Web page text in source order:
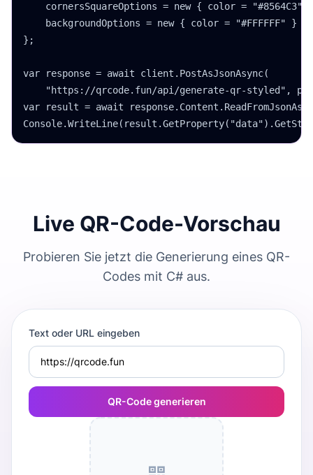
cornersSquareOptions = new { color =
    backgroundOptions = new { color = "#FFFFFF" }
};
var response = await client.PostAsJsonAsync(
"https://qrcode.fun/api/generate-qr-styled",
var result = await
Live QR-Code-Vorschau
Probieren Sie jetzt die Generierung eines QR-
Codes mit C# aus.
Text oder URL eingeben
QR-Code generieren